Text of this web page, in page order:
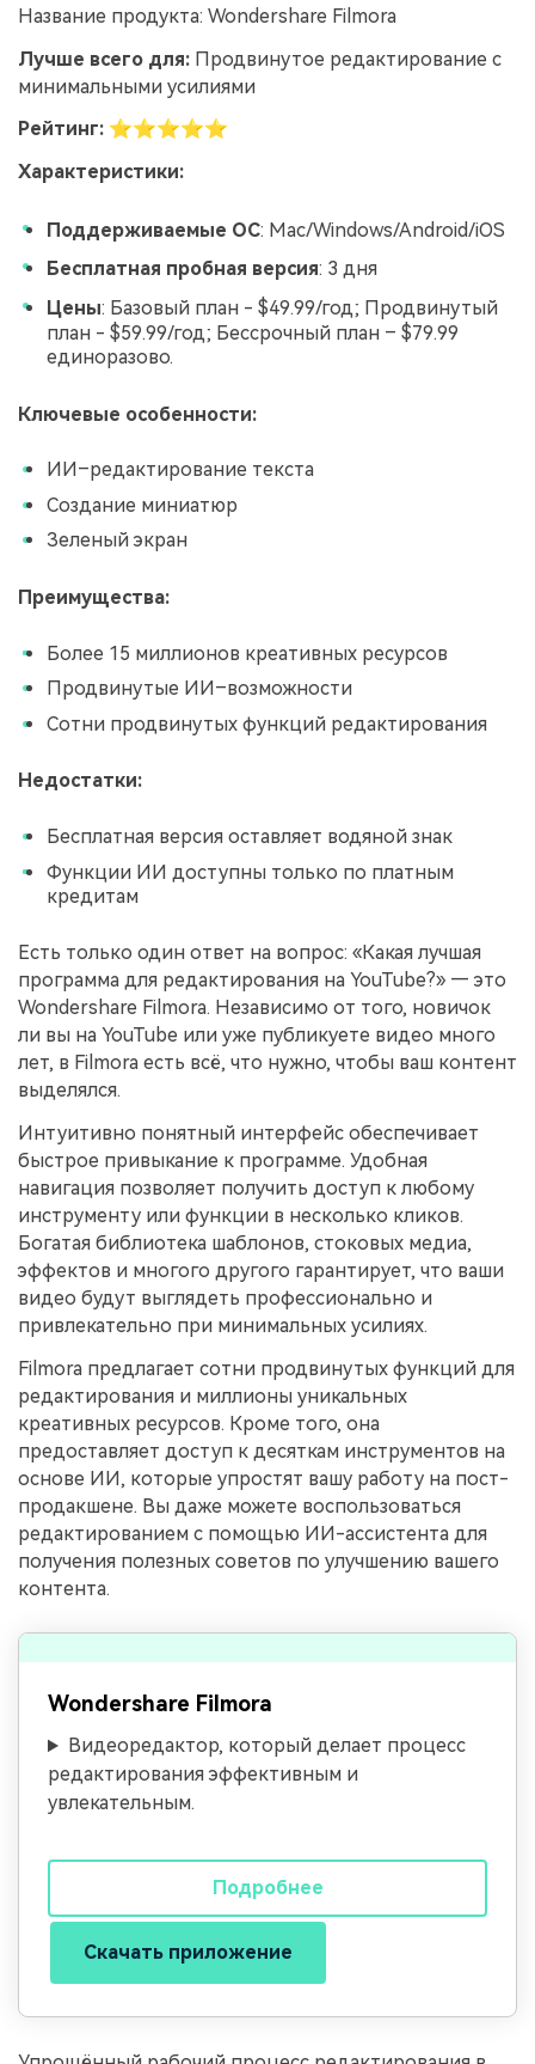
Название продукта: Wondershare Filmora
Лучше всего для: Продвинутое редактирование с
минимальными усилиями
Рейтинг: ⭐⭐⭐⭐⭐
Характеристики:
Поддерживаемые ОС: Mac/Windows/Android/iOS
Бесплатная пробная версия: 3 дня
Цены: Базовый план - $49.99/год; Продвинутый
план - $59.99/год; Бессрочный план – $79.99
единоразово.
Ключевые особенности:
ИИ–редактирование текста
Создание миниатюр
Зеленый экран
Преимущества:
Более 15 миллионов креативных ресурсов
Продвинутые ИИ–возможности
Сотни продвинутых функций редактирования
Недостатки:
Бесплатная версия оставляет водяной знак
Функции ИИ доступны только по платным
кредитам
Есть только один ответ на вопрос: «Какая лучшая
программа для редактирования на YouTube?» — это
Wondershare Filmora. Независимо от того, новичок
ли вы на YouTube или уже публикуете видео много
лет, в Filmora есть всё, что нужно, чтобы ваш контент
выделялся.
Интуитивно понятный интерфейс обеспечивает
быстрое привыкание к программе. Удобная
навигация позволяет получить доступ к любому
инструменту или функции в несколько кликов.
Богатая библиотека шаблонов, стоковых медиа,
эффектов и многого другого гарантирует, что ваши
видео будут выглядеть профессионально и
привлекательно при минимальных усилиях.
Filmora предлагает сотни продвинутых функций для
редактирования и миллионы уникальных
креативных ресурсов. Кроме того, она
предоставляет доступ к десяткам инструментов на
основе ИИ, которые упростят вашу работу на пост-
продакшене. Вы даже можете воспользоваться
редактированием с помощью ИИ-ассистента для
получения полезных советов по улучшению вашего
контента.
Wondershare Filmora
Видеоредактор, который делает процесс
редактирования эффективным и
увлекательным.
Подробнее
Скачать приложение